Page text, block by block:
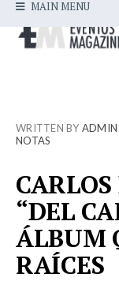
MAIN MENU
WRITTEN BY ADMIN
NOTAS
“DEL
ÁLBUM
RAÍCES